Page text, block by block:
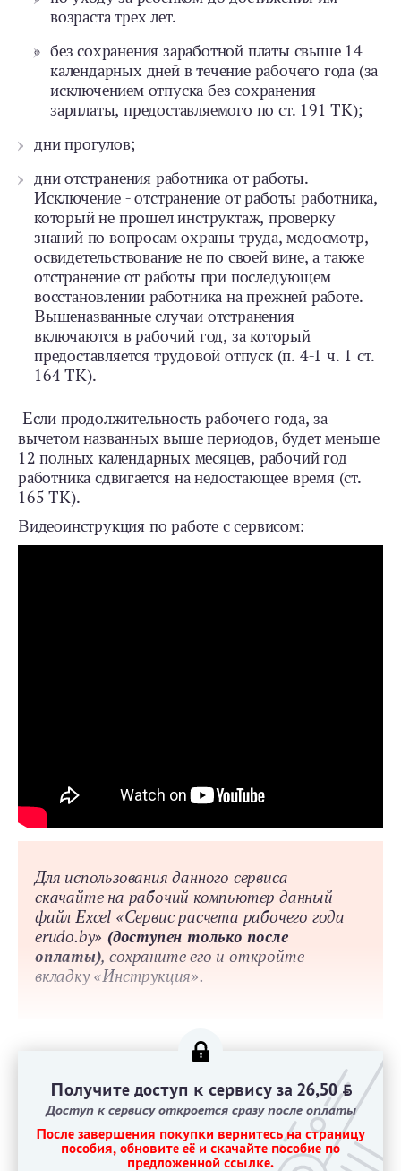
возраста трех лет.
без сохранения заработной платы свыше 14
календарных дней в течение рабочего года (за
исключением отпуска без сохранения
зарплаты, предоставляемого по ст. 191 ТК);
дни прогулов;
дни отстранения работника от работы.
Исключение - отстранение от работы работника,
который не прошел инструктаж, проверку
знаний по вопросам охраны труда, медосмотр,
освидетельствование не по своей вине, а также
отстранение от работы при последующем
восстановлении работника на прежней работе.
Вышеназванные случаи отстранения
включаются в рабочий год, за который
предоставляется трудовой отпуск (п. 4-1 ч. 1 ст.
164 ТК).
Если продолжительность рабочего года, за
вычетом названных выше периодов, будет меньше
12 полных календарных месяцев, рабочий год
работника сдвигается на недостающее время (ст.
165 ТК).
Видеоинструкция по работе с сервисом:
Для использования данного сервиса
скачайте на рабочий компьютер данный
файл Excel «Сервис расчета рабочего года
erudo.by»(доступен только после
оплаты), сохраните его и откройте
вкладку «Инструкция».
Получите доступ к сервису за 26,50BYN
Доступ к сервису откроется сразу после оплаты
После завершения покупки вернитесь на страницу
пособия, обновите её и скачайте пособие по
предложенной ссылке.